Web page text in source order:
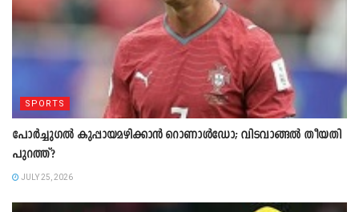
SPORTS
പോർച്ചുഗൽ കുപ്പായമഴിക്കാൻ റൊണാൾഡോ; വിടവാങ്ങൽ തീയതി
പുറത്ത്?
JULY 25, 2026